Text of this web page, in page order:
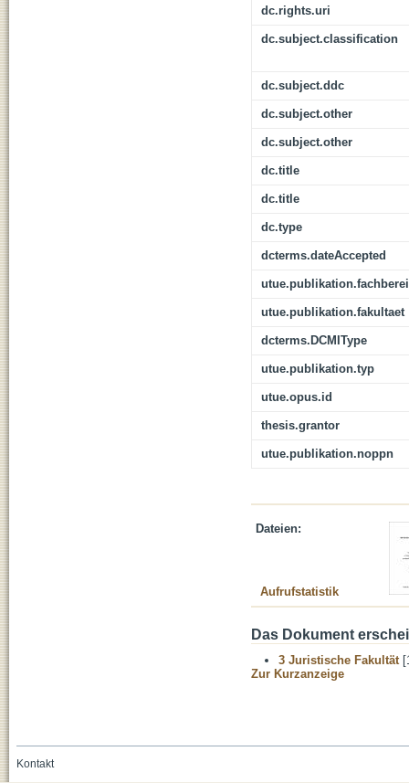
dc.rights.uri
dc.subject.classification
dc.subject.ddc
dc.subject.other
dc.subject.other
dc.title
dc.title
dc.type
dcterms.dateAccepted
utue.publikation.fakultaet
dcterms.DCMIType
utue.publikation.typ
utue.opus.id
thesis.grantor
utue.publikation.noppn
Dateien:
Aufrufstatistik
Das Dokument
3 Juristische Fakultät
Zur Kurzanzeige
Kontakt